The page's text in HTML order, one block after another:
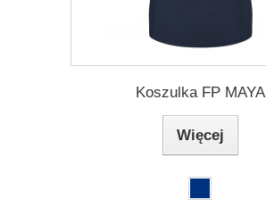
Koszulka FP MAYA
Więcej